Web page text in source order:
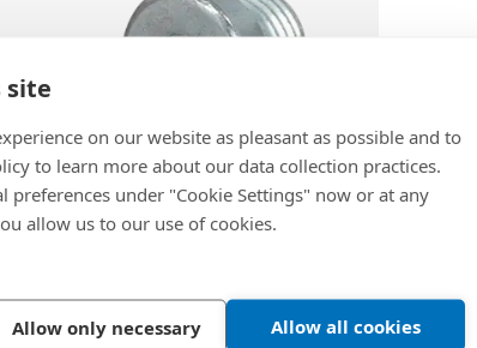
site
on our website as pleasant as possible and to
to learn more about our data collection practices.
preferences under "Cookie Settings" now or at any
allow us to our use of cookies.
Allow only necessary Allow all cookies
BN 45|DIN 908
钢, 蓝色镀锌